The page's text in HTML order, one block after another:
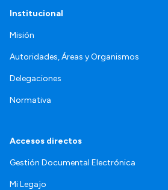
Institucional
Misión
Autoridades, Áreas y Organismos
Delegaciones
Normativa
Accesos directos
Gestión Documental Electrónica
Mi Legajo